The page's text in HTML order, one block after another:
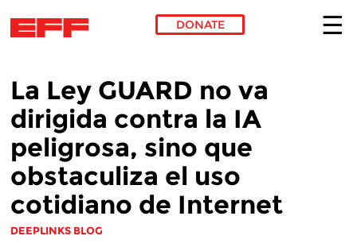
DONATE
La Ley GUARD no va
dirigida contra la IA
peligrosa, sino que
obstaculiza el uso
cotidiano de Internet
DEEPLINKS BLOG